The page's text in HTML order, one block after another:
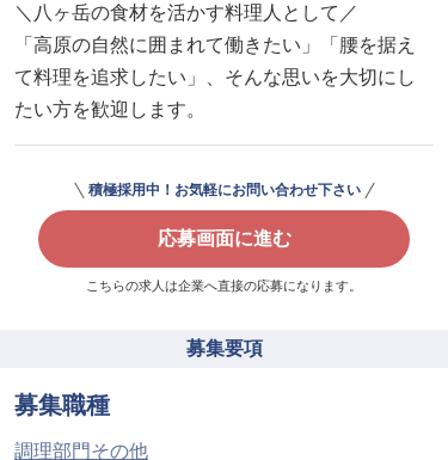
＼八ヶ岳の食材を活かす料理人として／
「高原の自然に囲まれて働きたい」「腰を据え
て料理を追求したい」、そんな思いを大切にし
たい方を歓迎します。
積極採用中！お気軽にお問い合わせ下さい
応募画面に進む
こちらの求人は企業へ直接の応募になります。
募集要項
募集職種
調理部門その他